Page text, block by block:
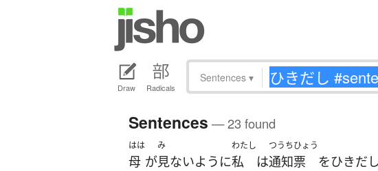
Draw Radicals
Sentences ▾
Sentences — 23 found
はは
母 が
み
見ないように
わたし
私 は
つうち
通知
ひょう
票 をひきだし